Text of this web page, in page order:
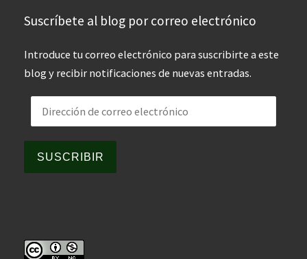
Suscríbete al blog por correo electrónico
Introduce tu correo electrónico para suscribirte a este
blog y recibir notificaciones de nuevas entradas.
Dirección de correo electrónico
SUSCRIBIR